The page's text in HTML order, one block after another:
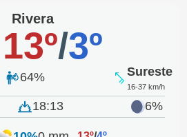
Rivera
13º/3º
64% Sureste
16-37 km/h
18:13 6%